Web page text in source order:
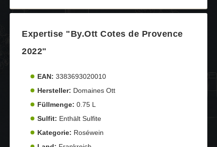
Expertise "By.Ott Cotes de Provence
2022"
EAN: 3383693020010
Hersteller: Domaines Ott
Füllmenge: 0.75 L
Sulfit: Enthält Sulfite
Kategorie: Roséwein